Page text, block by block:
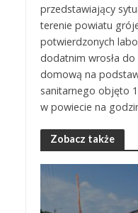
przedstawiający
terenie powiatu
potwierdzonych
dodatnim wrosła
domową na
sanitarnego objęto
w powiecie na
Zobacz także